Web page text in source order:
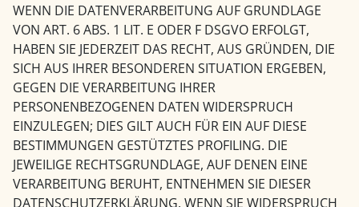
WENN DIE DATENVERARBEITUNG AUF GRUNDLAGE
VON ART. 6 ABS. 1 LIT. E ODER F DSGVO ERFOLGT,
HABEN SIE JEDERZEIT DAS RECHT, AUS GRÜNDEN, DIE
SICH AUS IHRER BESONDEREN SITUATION ERGEBEN,
GEGEN DIE VERARBEITUNG IHRER
PERSONENBEZOGENEN DATEN WIDERSPRUCH
EINZULEGEN; DIES GILT AUCH FÜR EIN AUF DIESE
BESTIMMUNGEN GESTÜTZTES PROFILING. DIE
JEWEILIGE RECHTSGRUNDLAGE, AUF DENEN EINE
VERARBEITUNG BERUHT, ENTNEHMEN SIE DIESER
DATENSCHUTZERKLÄRUNG. WENN SIE WIDERSPRUCH